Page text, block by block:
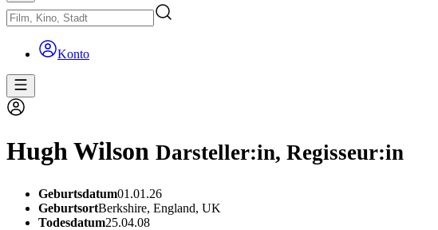
Konto
Hugh Wilson Darsteller:in, Regisseur:in
Geburtsdatum01.01.26
GeburtsortBerkshire, England, UK
Todesdatum25.04.08